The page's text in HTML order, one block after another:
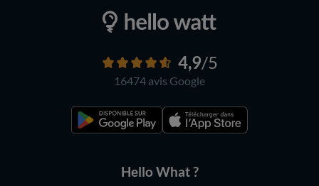
4,9/5
16474 avis Google
Hello What ?